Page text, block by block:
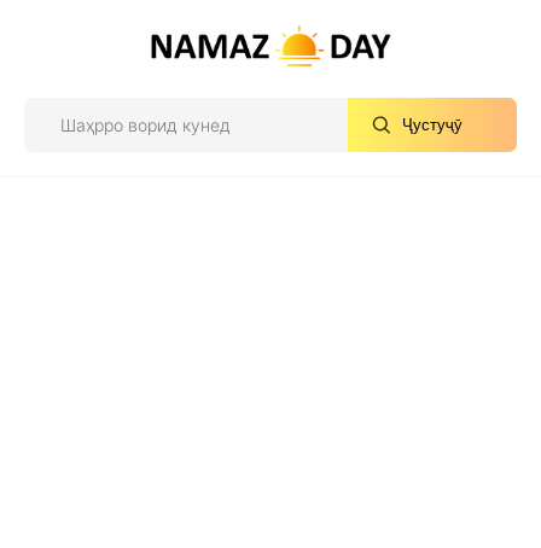
Ҷустуҷӯ